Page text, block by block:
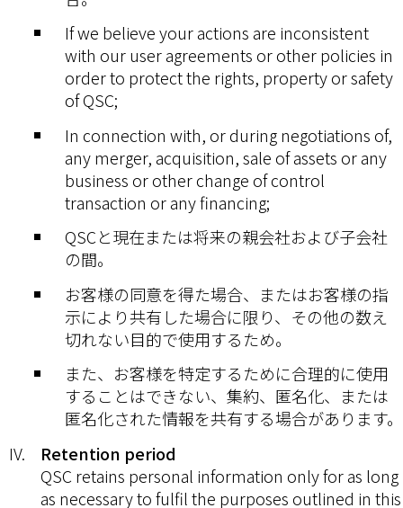
If we believe your actions are inconsistent
with our user agreements or other policies in
order to protect the rights, property or safety
of QSC;
In connection with, or during negotiations of,
any merger, acquisition, sale of assets or any
business or other change of control
transaction or any financing;
QSCと現在または将来の親会社および子会社
の間。
お客様の同意を得た場合、またはお客様の指
示により共有した場合に限り、その他の数え
切れない目的で使用するため。
また、お客様を特定するために合理的に使用
することはできない、集約、匿名化、または
匿名化された情報を共有する場合があります。
Retention period
QSC retains personal information only for as long
as necessary to fulfil the purposes outlined in this